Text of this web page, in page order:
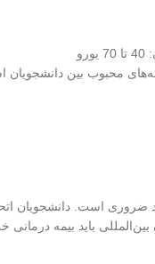
محبوب بین دانشجویان